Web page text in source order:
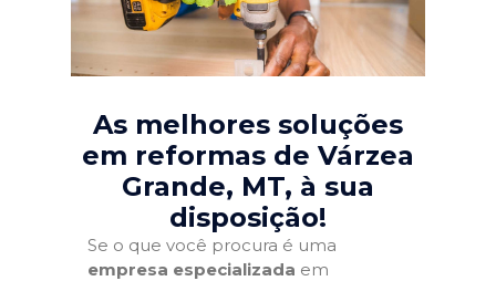
As melhores soluções
em reformas de Várzea
Grande, MT, à sua
disposição!
Se o que você procura é uma
empresa especializada em